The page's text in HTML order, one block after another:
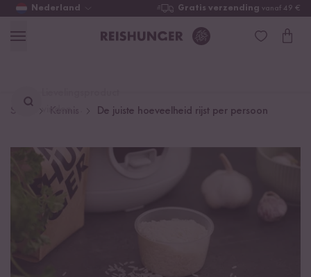
Nederland Gratis verzending vanaf 49 €
vinden ...
De juiste hoeveelheid rijst per persoon